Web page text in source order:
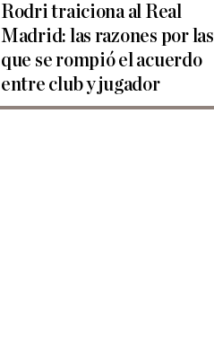
Rodri traiciona al Real
Madrid: las razones por las
que se rompió el acuerdo
entre club y jugador